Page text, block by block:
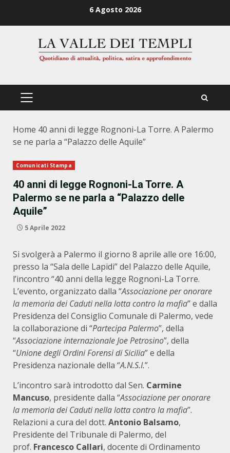
6 Agosto 2026
PRIMÄRES
Home 40 anni di legge Rognoni-La Torre. A Palermo
se ne parla a “Palazzo delle Aquile”
Comunicati Stampa
40 anni di legge Rognoni-La Torre. A
Palermo se ne parla a “Palazzo delle
Aquile”
5 Aprile 2022
Si svolgerà a Palermo il giorno 8 aprile alle ore 16:00,
presso la “Sala delle Lapidi” del Palazzo delle Aquile,
l’incontro “40 anni della legge Rognoni-La Torre.
L’evento, organizzato dalla “Associazione per onorare
la memoria dei Caduti nella lotta contro la mafia” e dalla
Presidenza del Consiglio Comunale di Palermo, vede
la collaborazione di “Partecipa Palermo”, della
“Associazione internazionale Joe Petrosino”, della
“Unione degli Ordini Forensi di Sicilia” e della
Presidenza nazionale della “A.N.S.I.”.
L’incontro sarà introdotto dal Sen. Carmine
Mancuso, presidente dalla “Associazione per onorare
la memoria dei Caduti nella lotta contro la mafia”.
Relazioni a cura del dott. Antonio Balsamo,
Presidente del Tribunale di Palermo, del
prof. Francesco Callari, docente di Ordinamento